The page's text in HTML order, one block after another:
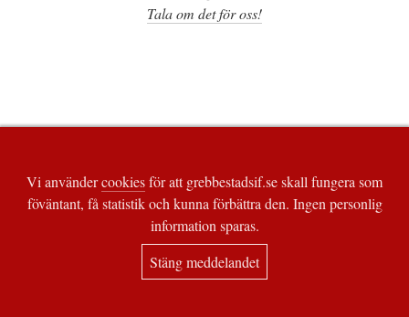
Tala om det för oss!
Vi användercookiesför att grebbestadsif.se skall fungera som
föväntant, få statistik och kunna förbättra den. Ingen personlig
information sparas.
Stäng meddelandet